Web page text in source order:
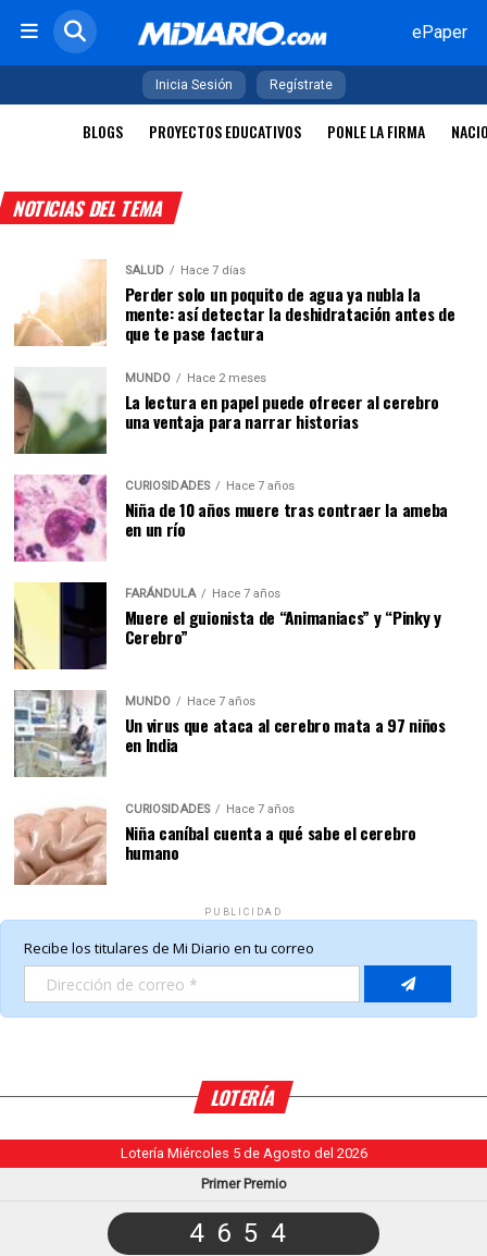
ePaper
Inicia Sesión Regístrate
BLOGS PROYECTOS EDUCATIVOS PONLE LA FIRMA
NOTICIAS DEL TEMA
SALUD Hace 7 días
Perder solo un poquito de agua ya nubla la
mente: así detectar la deshidratación antes de
que te pase factura
MUNDO Hace 2 meses
La lectura en papel puede ofrecer al cerebro
una ventaja para narrar historias
CURIOSIDADES Hace 7 años
Niña de 10 años muere tras contraer la ameba
en un río
FARÁNDULA Hace 7 años
Muere el guionista de “Animaniacs” y “Pinky y
Cerebro”
MUNDO Hace 7 años
Un virus que ataca al cerebro mata a 97 niños
en India
CURIOSIDADES Hace 7 años
Niña caníbal cuenta a qué sabe el cerebro
humano
PUBLICIDAD
LOTERÍA
Lotería Miércoles 5 de Agosto del 2026
Primer Premio
4654